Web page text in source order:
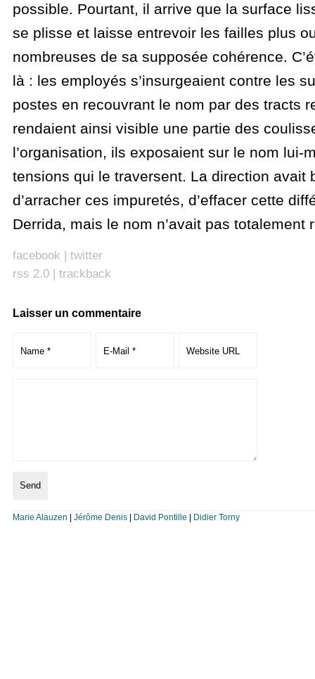
possible. Pourtant, il arrive que la surface
se plisse et laisse entrevoir les failles plus
nombreuses de sa supposée cohérence.
là : les employés s’insurgeaient contre les
postes en recouvrant le nom par des tracts
rendaient ainsi visible une partie des
l’organisation, ils exposaient sur le nom lui-
tensions qui le traversent. La direction avait
d’arracher ces impuretés, d’effacer cette
Derrida, mais le nom n’avait pas totalement
facebook | twitter
rss 2.0| trackback
Laisser un commentaire
Marie Alauzen Jérôme Denis| David Pontille Didier Torny